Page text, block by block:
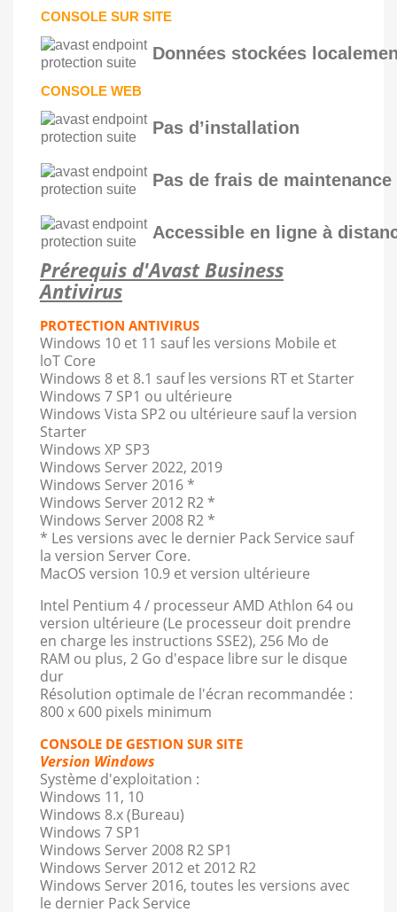
CONSOLE SUR SITE
Données stockées
CONSOLE WEB
Pas d’installation
Pas de frais de maintenance
Accessible en ligne à
Prérequis d'Avast Business
Antivirus
PROTECTION ANTIVIRUS
Windows 10 et 11 sauf les versions Mobile et
loT Core
Windows 8 et 8.1 sauf les versions RT et Starter
Windows 7 SP1 ou ultérieure
Windows Vista SP2 ou ultérieure sauf la version
Starter
Windows XP SP3
Windows Server 2022, 2019
Windows Server 2016 *
Windows Server 2012 R2 *
Windows Server 2008 R2 *
* Les versions avec le dernier Pack Service sauf
la version Server Core.
MacOS version 10.9 et version ultérieure
Intel Pentium 4 / processeur AMD Athlon 64 ou
version ultérieure (Le processeur doit prendre
en charge les instructions SSE2), 256 Mo de
RAM ou plus, 2 Go d'espace libre sur le disque
dur
Résolution optimale de l'écran recommandée :
800 x 600 pixels minimum
CONSOLE DE GESTION SUR SITE
Version Windows
Système d'exploitation :
Windows 11, 10
Windows 8.x (Bureau)
Windows 7 SP1
Windows Server 2008 R2 SP1
Windows Server 2012 et 2012 R2
Windows Server 2016, toutes les versions avec
le dernier Pack Service